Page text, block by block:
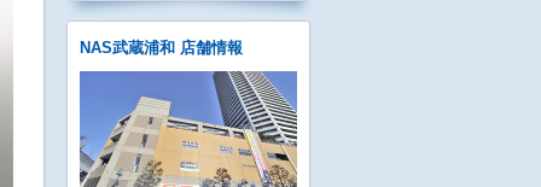
NAS武蔵浦和 店舗情報